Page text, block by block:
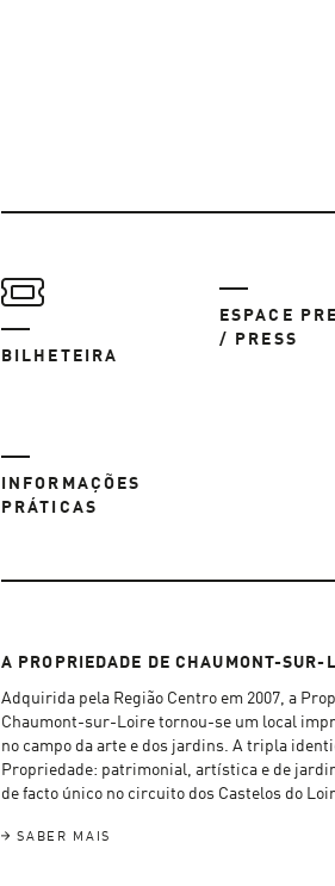
BILHETEIRA
ESPACE
/ PRESS
INFORMAÇÕES
PRÁTICAS
A PROPRIEDADE DE CHAUMONT-SUR-
Adquirida pela Região Centro em 2007, a
Chaumont-sur-Loire tornou-se um local
no campo da arte e dos jardins. A tripla
Propriedade: patrimonial, artística e de
de facto único no circuito dos Castelos do
SABER MAIS